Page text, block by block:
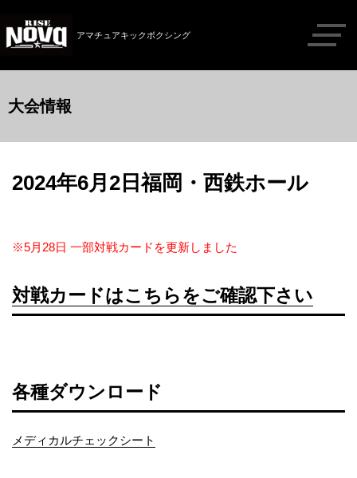
アマチュアキックボクシング
大会情報
2024年6月2日福岡・西鉄ホール
※5月28日 一部対戦カードを更新しました
対戦カードはこちらをご確認下さい
各種ダウンロード
メディカルチェックシート